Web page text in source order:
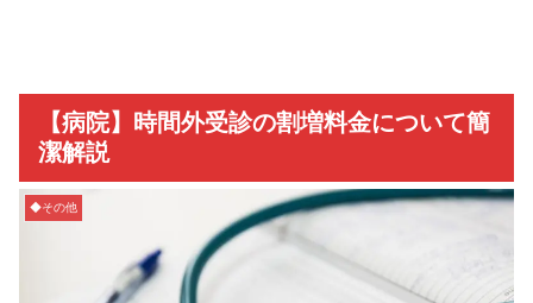
【病院】時間外受診の割増料金について簡
潔解説
◆その他